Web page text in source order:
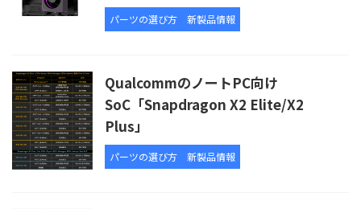
パーツの選び方 新製品情報
QualcommのノートPC向け
SoC「Snapdragon X2 Elite/X2
Plus」
パーツの選び方 新製品情報